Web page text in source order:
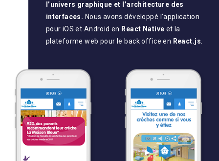
l’univers graphique et l’architecture des
interfaces. Nous avons développé l’application
pour iOS et Android en React Native et la
plateforme web pour le back office en React.js